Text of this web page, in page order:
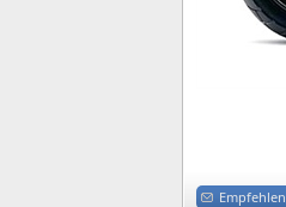
Empfehlen